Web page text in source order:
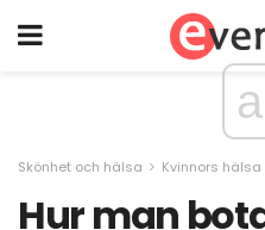
Skönhet och hälsa Kvinnors hälsa
Hur man